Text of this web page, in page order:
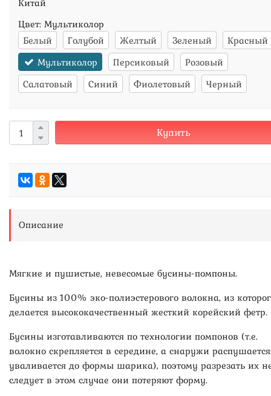
Цвет: Мультиколор
Белый
Голубой Желтый Зеленый
Красный
Мультиколор
Персиковый
Розовый
Салатовый
Синий Фиолетовый Черный
Купить
Описание
Мягкие и пушистые, невесомые бусины-помпоны.
Бусины из 100% эко-полиэстерового волокна, из
делается высококачественный жесткий корейский фетр.
Бусины изготавливаются по технологии помпонов (т.е.
волокно скрепляется в середине, а снаружи
уваливается до формы шарика), поэтому разрезать их
следует в этом случае они потеряют форму.